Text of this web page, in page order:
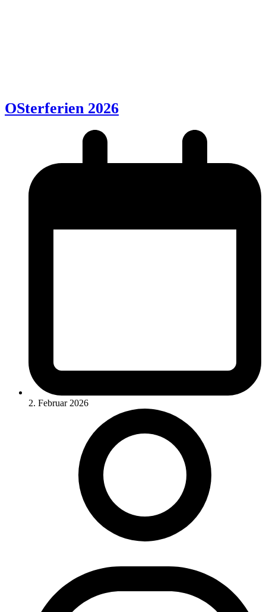
OSterferien 2026
2. Februar 2026